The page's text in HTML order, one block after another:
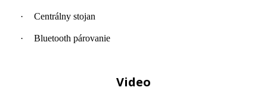
· Centrálny stojan
· Bluetooth párovanie
Video